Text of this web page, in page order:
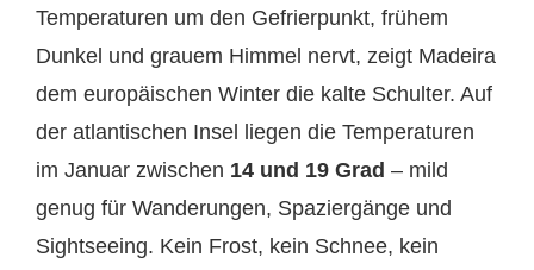
Temperaturen um den Gefrierpunkt, frühem
Dunkel und grauem Himmel nervt, zeigt Madeira
dem europäischen Winter die kalte Schulter. Auf
der atlantischen Insel liegen die Temperaturen
im Januar zwischen 14 und 19 Grad – mild
genug für Wanderungen, Spaziergänge und
Sightseeing. Kein Frost, kein Schnee, kein